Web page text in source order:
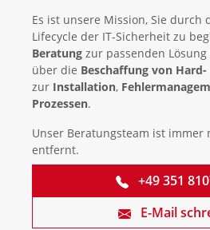
Es ist unsere Mission, Sie durch
Lifecycle der IT-Sicherheit zu
Beratung zur passenden
über die Beschaffung von
zur Installation,
Prozessen.
Unser Beratungsteam ist immer
entfernt.
+49 351
E-Mail